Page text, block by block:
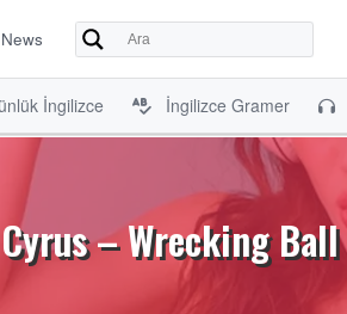
News
İngilizce İngilizce Gramer
– Wrecking